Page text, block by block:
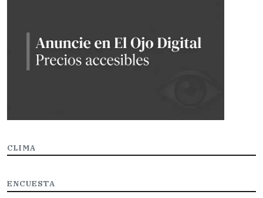
CLIMA
ENCUESTA